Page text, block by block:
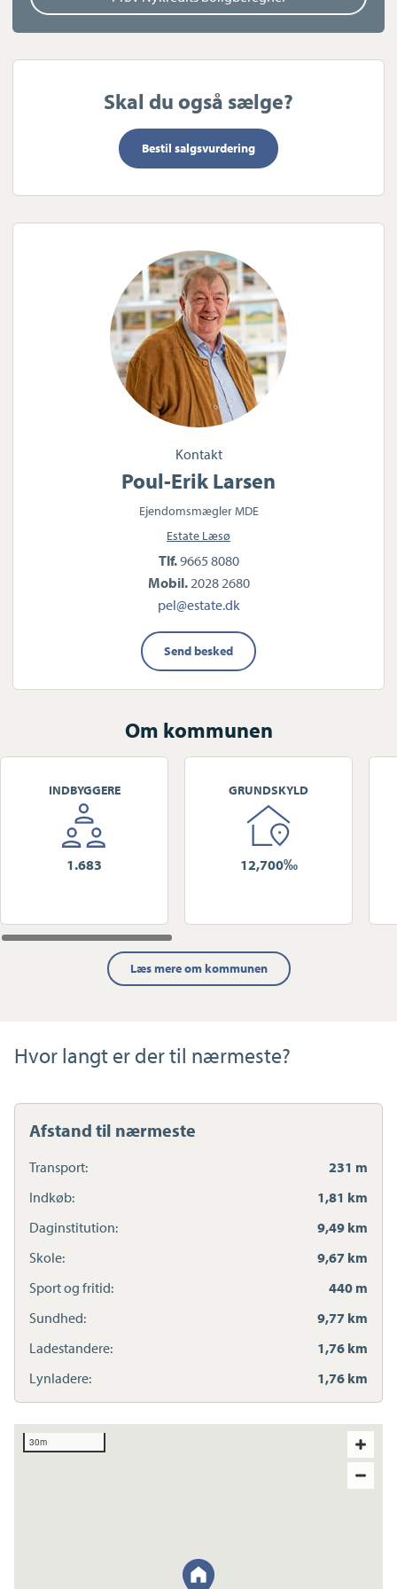
Skal du også sælge?
Bestil salgsvurdering
Kontakt
Poul-Erik Larsen
Ejendomsmægler MDE
Estate Læsø
Tlf.9665 8080
Mobil. 2028 2680
pel@estate.dk
Send besked
Om kommunen
INDBYGGERE
1.683
GRUNDSKYLD
12,700‰
Læs mere om kommunen
Hvor langt er der til nærmeste?
Afstand til nærmeste
Transport:
231 m
Indkøb:
1,81 km
Daginstitution:
9,49 km
Skole:
9,67 km
Sport og fritid:
440 m
Sundhed:
9,77 km
Ladestandere:
1,76 km
Lynladere:
1,76 km
30m